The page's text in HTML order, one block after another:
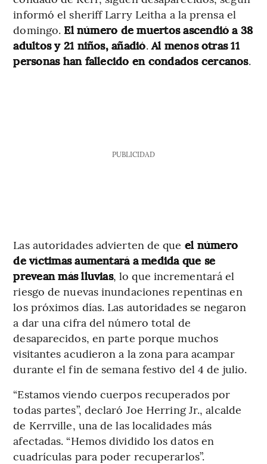
informó el sheriff Larry Leitha a la prensa el
domingo. El número de muertos ascendió a 38
adultos y 21 niños, añadió.Al menos otras 11
personas han fallecido en condados cercanos.
PUBLICIDAD
Las autoridades advierten de que el número
de víctimas aumentará a medida que se
prevean más lluvias, lo que incrementará el
riesgo de nuevas inundaciones repentinas en
los próximos días. Las autoridades se negaron
a dar una cifra del número total de
desaparecidos, en parte porque muchos
visitantes acudieron a la zona para acampar
durante el fin de semana festivo del 4 de julio.
“Estamos viendo cuerpos recuperados por
todas partes”, declaró Joe Herring Jr., alcalde
de Kerrville, una de las localidades más
afectadas. “Hemos dividido los datos en
cuadrículas para poder recuperarlos”.